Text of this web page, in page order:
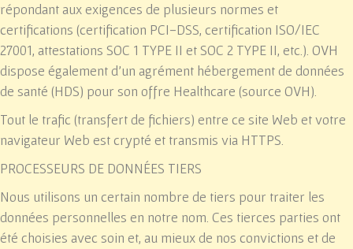
répondant aux exigences de plusieurs normes et
certifications (certification PCI-DSS, certification ISO/IEC
27001, attestations SOC 1 TYPE II et SOC 2 TYPE II, etc.). OVH
dispose également d’un agrément hébergement de données
de santé (HDS) pour son offre Healthcare (source OVH).
Tout le trafic (transfert de fichiers) entre ce site Web et votre
navigateur Web est crypté et transmis via HTTPS.
PROCESSEURS DE DONNÉES TIERS
Nous utilisons un certain nombre de tiers pour traiter les
données personnelles en notre nom. Ces tierces parties ont
été choisies avec soin et, au mieux de nos convictions et de